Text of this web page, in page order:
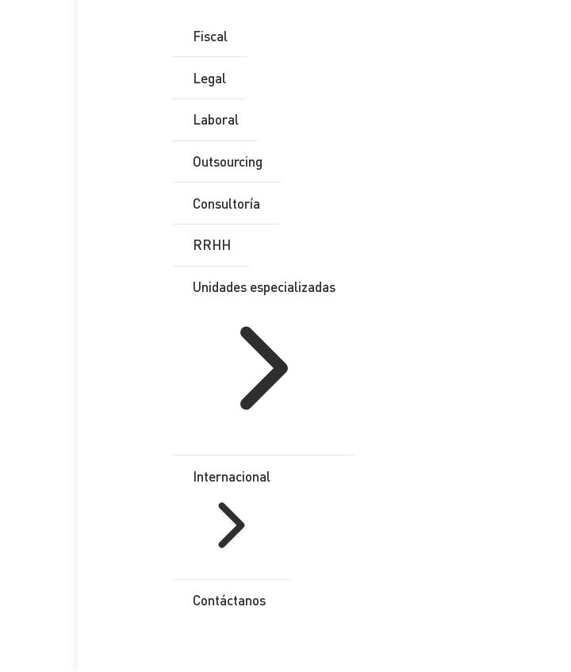
Fiscal
Legal
Laboral
Outsourcing
Consultoría
RRHH
Unidades especializadas
Internacional
Contáctanos